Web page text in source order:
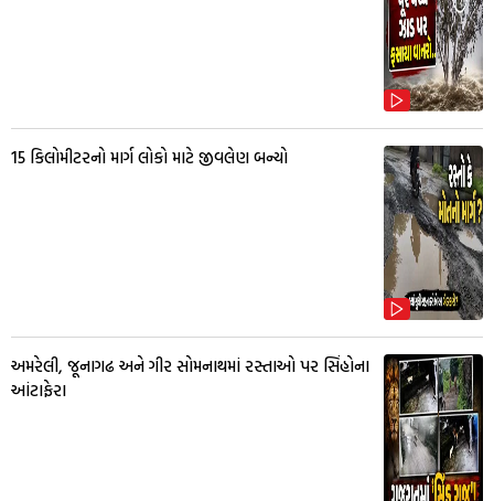
15 કિલોમીટરનો માર્ગ લોકો માટે જીવલેણ બન્યો
અમરેલી, જૂનાગઢ અને ગીર સોમનાથમાં રસ્તાઓ પર સિંહોના
આંટાફેરા